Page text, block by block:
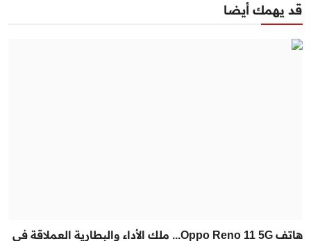
قد يهمك أيضا
هاتف Oppo Reno 11 5G... ملك الأداء والبطارية العملاقة في